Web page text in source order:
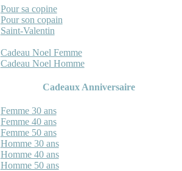
Pour sa copine
Pour son copain
Saint-Valentin
Cadeau Noel Femme
Cadeau Noel Homme
Cadeaux Anniversaire
Femme 30 ans
Femme 40 ans
Femme 50 ans
Homme 30 ans
Homme 40 ans
Homme 50 ans